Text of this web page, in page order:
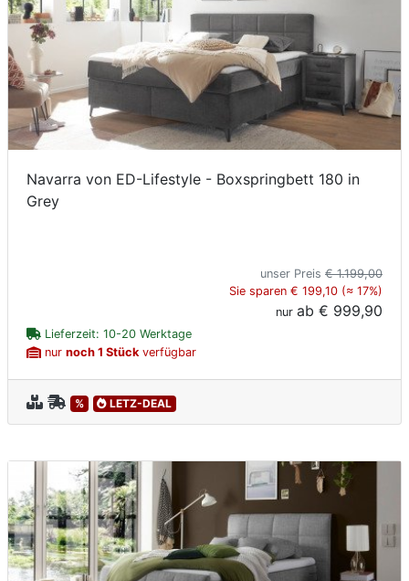
Navarra von ED-Lifestyle - Boxspringbett 180 in
Grey
unser Preis € 1.199,00
Sie sparen € 199,10 (≈ 17%)
nur ab € 999,90
Lieferzeit: 10-20 Werktage
nur noch 1 Stückverfügbar
% LETZ-DEAL